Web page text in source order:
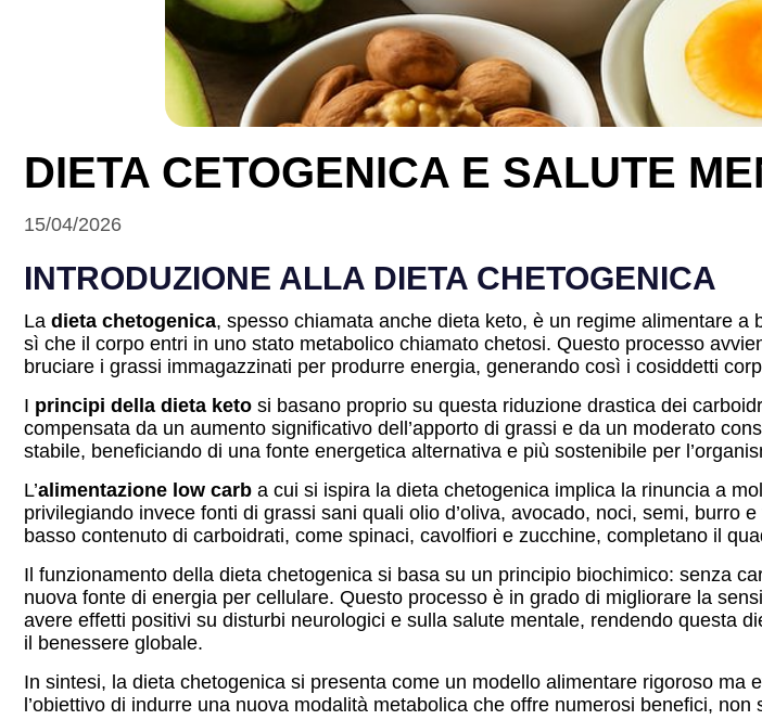
DIETA CETOGENICA E SALUTE
15/04/2026
INTRODUZIONE ALLA DIETA CHETOGENICA
La dieta chetogenica, spesso chiamata anche dieta keto, è un regime alimentare
sì che il corpo entri in uno stato metabolico chiamato chetosi. Questo processo
bruciare i grassi immagazzinati per produrre energia, generando così i cosiddetti
I principi della dieta keto si basano proprio su questa riduzione drastica dei
compensata da un aumento significativo dell’apporto di grassi e da un moderato
stabile, beneficiando di una fonte energetica alternativa e più sostenibile per
L’alimentazione low carb a cui si ispira la dieta chetogenica implica la rinuncia a
privilegiando invece fonti di grassi sani quali olio d’oliva, avocado, noci, semi,
basso contenuto di carboidrati, come spinaci, cavolfiori e zucchine, completano il
Il funzionamento della dieta chetogenica si basa su un principio biochimico: senza
nuova fonte di energia per cellulare. Questo processo è in grado di migliorare la
avere effetti positivi su disturbi neurologici e sulla salute mentale, rendendo questa
il benessere globale.
In sintesi, la dieta chetogenica si presenta come un modello alimentare rigoroso ma
l’obiettivo di indurre una nuova modalità metabolica che offre numerosi benefici,